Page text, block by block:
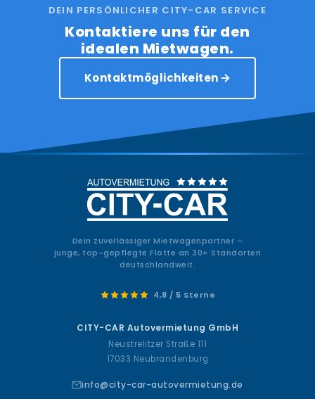
DEIN PERSÖNLICHER CITY-CAR SERVICE
Kontaktiere uns für den
idealen Mietwagen.
Kontaktmöglichkeiten
Dein zuverlässiger Mietwagenpartner –
junge, top-gepflegte Flotte an 30+ Standorten
deutschlandweit.
4,8 / 5 Sterne
CITY-CAR Autovermietung GmbH
Neustrelitzer Straße 111
17033 Neubrandenburg
info@city-car-autovermietung.de